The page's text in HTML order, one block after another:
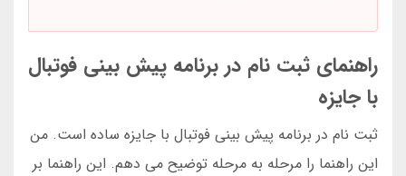
راهنمای ثبت نام در برنامه پیش بینی فوتبال
با جایزه
ثبت نام در برنامه پیش بینی فوتبال با جایزه ساده است. من
این راهنما را مرحله به مرحله توضیح می دهم. این راهنما بر